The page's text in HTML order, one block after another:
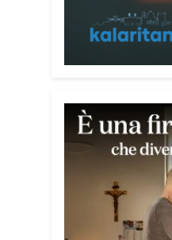
impegnato nel
più vulnerabili.
soprattutto le
malati e persone
che spesso
senza strumenti
esperienza
diretto con chi
vulnerabilità mi